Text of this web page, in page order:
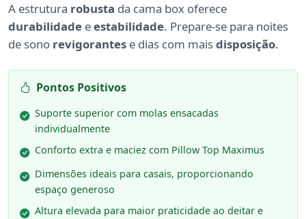
A estrutura robusta da cama box oferece
durabilidade eestabilidade. Prepare-se para noites
de sono revigorantes e dias com maisdisposição.
Pontos Positivos
Suporte superior com molas ensacadas
individualmente
Conforto extra e maciez com Pillow Top Maximus
Dimensões ideais para casais, proporcionando
espaço generoso
Altura elevada para maior praticidade ao deitar e